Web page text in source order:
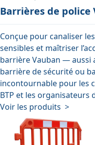
Barrières de police
Conçue pour canaliser
sensibles et maîtriser
barrière Vauban — aussi
barrière de sécurité ou
incontournable pour les
BTP et les organisateurs
Voir les produits >